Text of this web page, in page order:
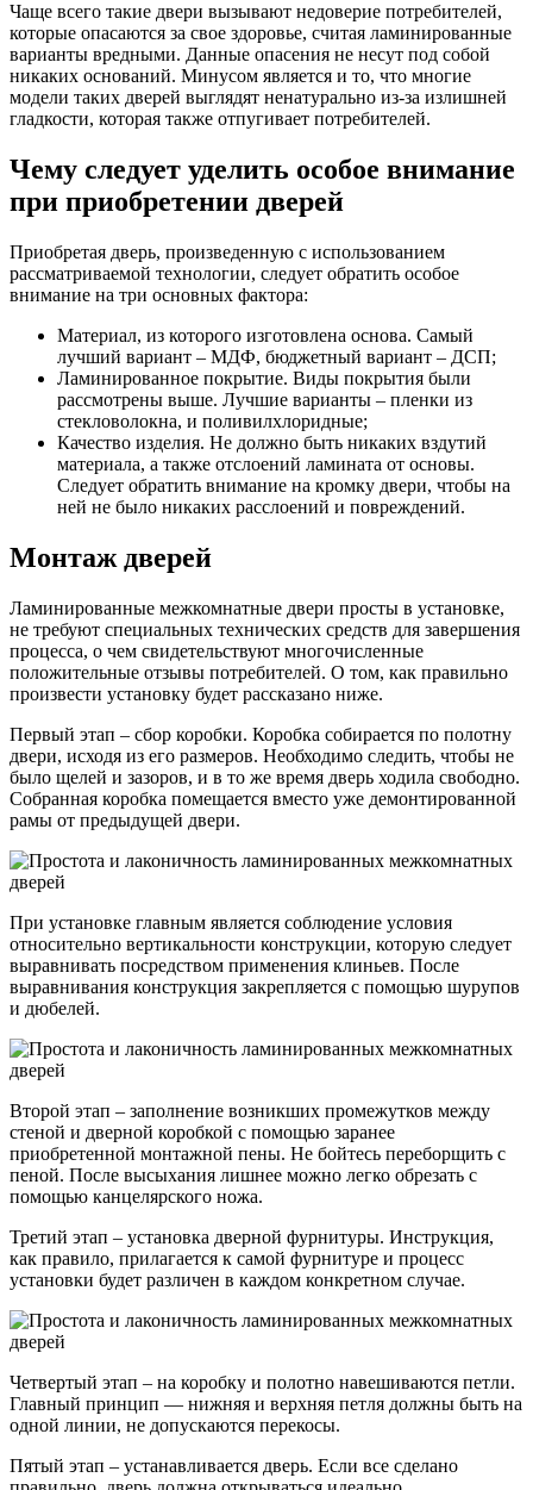
Чаще всего такие двери вызывают недоверие потребителей,
которые опасаются за свое здоровье, считая ламинированные
варианты вредными. Данные опасения не несут под собой
никаких оснований. Минусом является и то, что многие
модели таких дверей выглядят ненатурально из-за излишней
гладкости, которая также отпугивает потребителей.
Чему следует уделить особое внимание
при приобретении дверей
Приобретая дверь, произведенную с использованием
рассматриваемой технологии, следует обратить особое
внимание на три основных фактора:
Материал, из которого изготовлена основа. Самый
лучший вариант – МДФ, бюджетный вариант – ДСП;
Ламинированное покрытие. Виды покрытия были
рассмотрены выше. Лучшие варианты – пленки из
стекловолокна, и поливилхлоридные;
Качество изделия. Не должно быть никаких вздутий
материала, а также отслоений ламината от основы.
Следует обратить внимание на кромку двери, чтобы на
ней не было никаких расслоений и повреждений.
Монтаж дверей
Ламинированные межкомнатные двери просты в установке,
не требуют специальных технических средств для завершения
процесса, о чем свидетельствуют многочисленные
положительные отзывы потребителей. О том, как правильно
произвести установку будет рассказано ниже.
Первый этап – сбор коробки. Коробка собирается по полотну
двери, исходя из его размеров. Необходимо следить, чтобы не
было щелей и зазоров, и в то же время дверь ходила свободно.
Собранная коробка помещается вместо уже демонтированной
рамы от предыдущей двери.
При установке главным является соблюдение условия
относительно вертикальности конструкции, которую следует
выравнивать посредством применения клиньев. После
выравнивания конструкция закрепляется с помощью шурупов
и дюбелей.
Второй этап – заполнение возникших промежутков между
стеной и дверной коробкой с помощью заранее
приобретенной монтажной пены. Не бойтесь переборщить с
пеной. После высыхания лишнее можно легко обрезать с
помощью канцелярского ножа.
Третий этап – установка дверной фурнитуры. Инструкция,
как правило, прилагается к самой фурнитуре и процесс
установки будет различен в каждом конкретном случае.
Четвертый этап – на коробку и полотно навешиваются петли.
Главный принцип — нижняя и верхняя петля должны быть на
одной линии, не допускаются перекосы.
Пятый этап – устанавливается дверь. Если все сделано